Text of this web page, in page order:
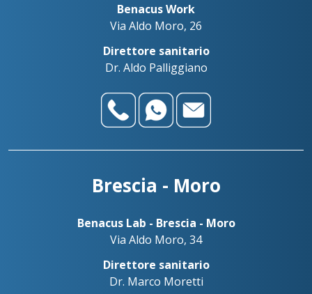
Benacus Work
Via Aldo Moro, 26
Direttore sanitario
Dr. Aldo Palliggiano
Brescia - Moro
Benacus Lab - Brescia - Moro
Via Aldo Moro, 34
Direttore sanitario
Dr. Marco Moretti